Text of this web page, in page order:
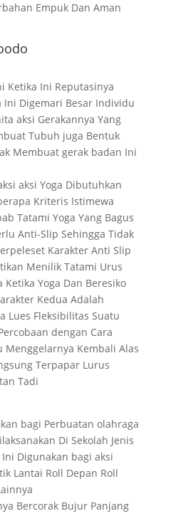
Empuk Dan Aman
Ketika Ini Reputasinya
Ini Digemari Besar Individu
aksi Gerakannya Yang
Tubuh juga Bentuk
Membuat gerak badan Ini
aksi Yoga Dibutuhkan
Kriteris Istimewa
Tatami Yoga Yang Bagus
Anti-Slip Sehingga Tidak
Karakter Anti Slip
Menilik Tatami Urus
Yoga Dan Beresiko
Kedua Adalah
Lues Fleksibilitas Suatu
dengan Cara
Menggelarnya Kembali Alas
Terpapar Lurus
Tadi
bagi Perbuatan olahraga
Di Sekolah Jenis
Digunakan bagi aksi
Lantai Roll Depan Roll
Bercorak Bujur Panjang